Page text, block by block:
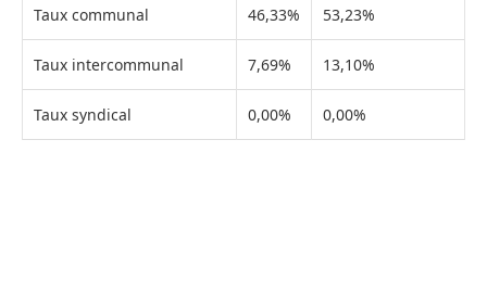
Taux communal 46,33% 53,23%
Taux intercommunal 7,69% 13,10%
Taux syndical 0,00% 0,00%